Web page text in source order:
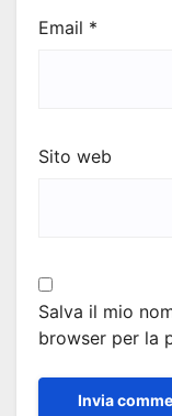
Email *
Sito web
Salva il mio
browser per la